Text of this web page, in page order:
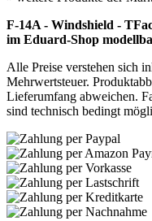
F-14A - Windshield -
im Eduard-Shop
Alle Preise verstehen sich
Mehrwertsteuer.
Lieferumfang abweichen.
sind technisch bedingt